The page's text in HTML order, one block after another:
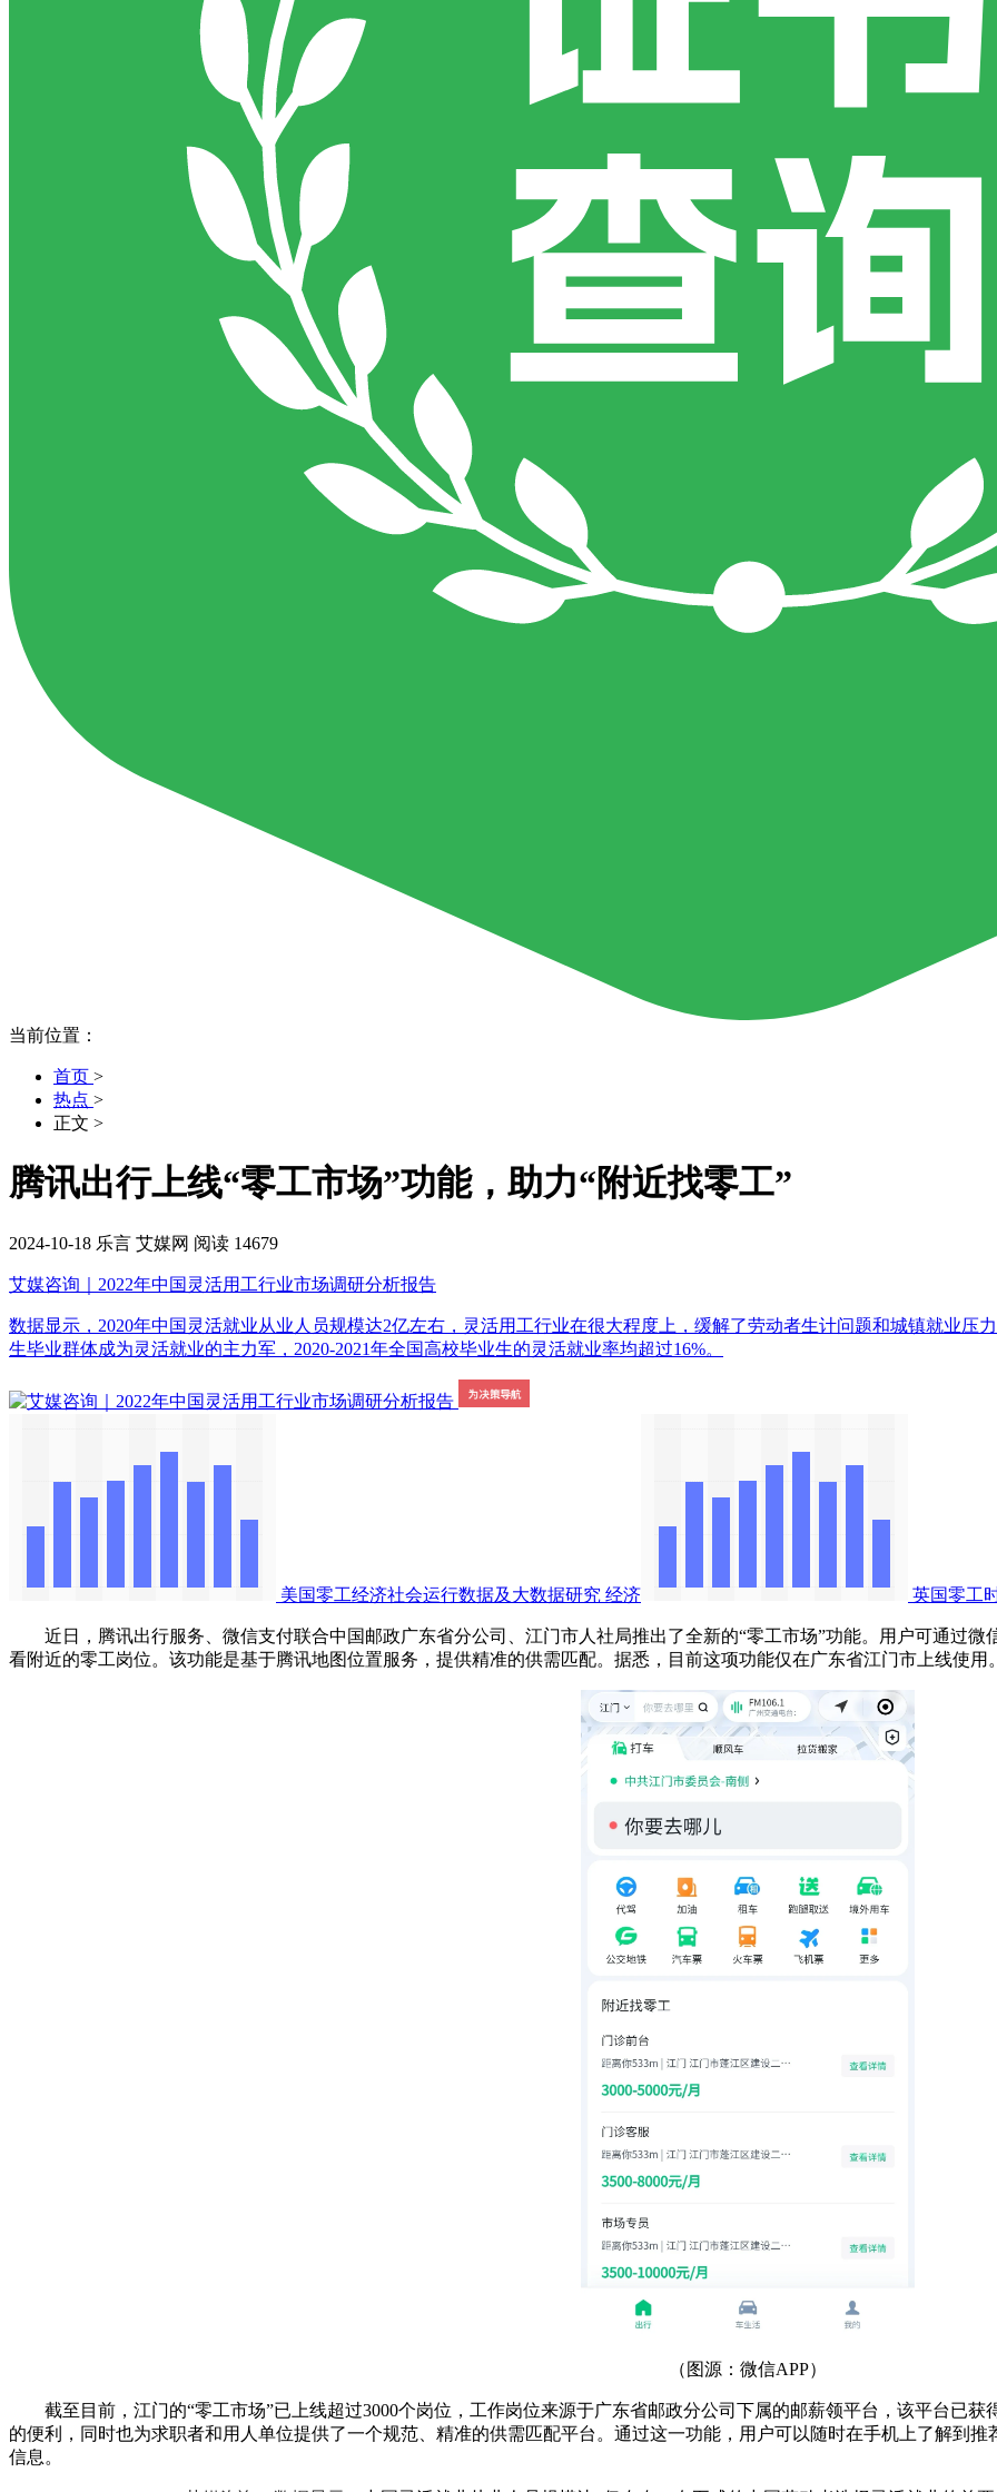
当前位置：
首页 >
热点 >
正文 >
腾讯出行上线“零工市场”功能，助力“附近找零工”
2024-10-18 乐言 艾媒网 阅读 14679
艾媒咨询｜2022年中国灵活用工行业市场调研分析报告
数据显示，2020年中国灵活就业从业人员规模达2亿左右，灵活用工行业在很大程度上，缓解了劳动者生计问题和城镇就业压
生毕业群体成为灵活就业的主力军，2020-2021年全国高校毕业生的灵活就业率均超过16%。
美国零工经济社会运行数据及大数据研究 经济 英国零工
近日，腾讯出行服务、微信支付联合中国邮政广东省分公司、江门市人社局推出了全新的“零工市场”功能。用户可通过微
看附近的零工岗位。该功能是基于腾讯地图位置服务，提供精准的供需匹配。据悉，目前这项功能仅在广东省江门市上线使用
（图源：微信APP）
截至目前，江门的“零工市场”已上线超过3000个岗位，工作岗位来源于广东省邮政分公司下属的邮薪领平台，该平台已获
的便利，同时也为求职者和用人单位提供了一个规范、精准的供需匹配平台。通过这一功能，用户可以随时在手机上了解到
信息。